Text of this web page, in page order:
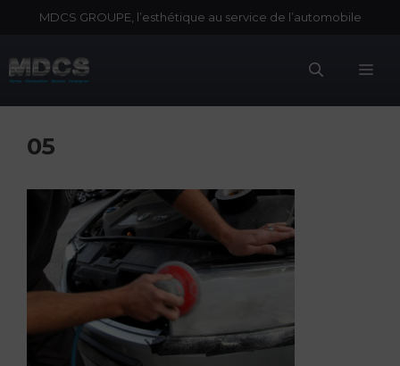
MDCS GROUPE, l’esthétique au service de l’automobile
05